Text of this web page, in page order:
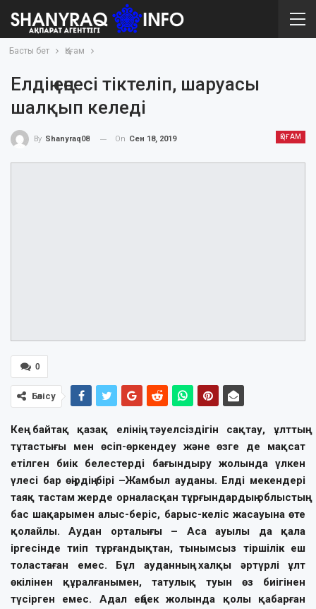
Басты бет Қоғам
Елдің еңсесі тіктеліп, шаруасы
шалқып келеді
ҚОҒАМ
By Shanyraq08 On Сен 18, 2019
0
Бөлісу
Кең байтақ қазақ елінің тәуелсіздігін сақтау, ұлттың
тұтастығы мен өсіп-өркендеу және өзге де мақсат
етілген биік белестерді бағындыру жолында үлкен
үлесі бар өңірдің бірі –Жамбыл ауданы. Елді мекендері
таяқ тастам жерде орналасқан тұрғындардың облыстың
бас шақарымен алыс-беріс, барыс-келіс жасауына өте
қолайлы. Аудан орталығы – Аса ауылы да қала
іргесінде тиіп тұрғандықтан, тынымсыз тіршілік еш
толастаған емес. Бұл ауданның халқы әртүрлі ұлт
өкілінен құралғанымен, татулық туын өз биігінен
түсірген емес. Адал еңбек жолында қолы қабарған